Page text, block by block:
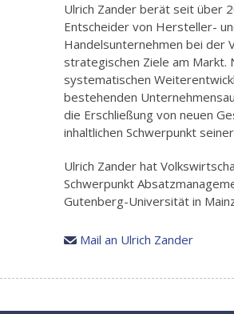
Ulrich Zander berät seit über
Entscheider von Hersteller-
Handelsunternehmen bei der
strategischen Ziele am Markt.
systematischen
bestehenden
die Erschließung von neuen
inhaltlichen Schwerpunkt
Ulrich Zander hat
Schwerpunkt
Gutenberg-Universität in
Mail an Ulrich Zander